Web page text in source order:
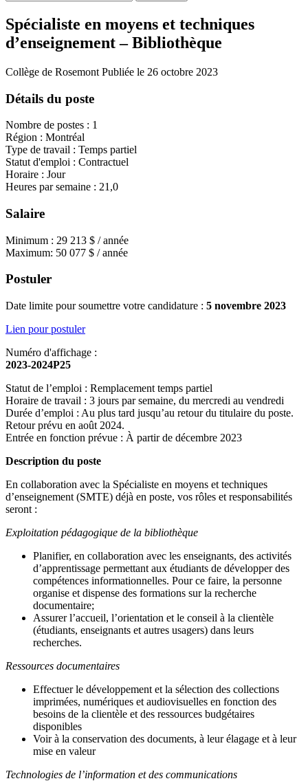
Spécialiste en moyens et techniques
d’enseignement – Bibliothèque
Collège de Rosemont Publiée le 26 octobre 2023
Détails du poste
Nombre de postes : 1
Région : Montréal
Type de travail : Temps partiel
Statut d'emploi : Contractuel
Horaire : Jour
Heures par semaine : 21,0
Salaire
Minimum : 29 213 $ / année
Maximum: 50 077 $ / année
Postuler
Date limite pour soumettre votre candidature : 5 novembre 2023
Lien pour postuler
Numéro d'affichage :
2023-2024P25
Statut de l’emploi : Remplacement temps partiel
Horaire de travail : 3 jours par semaine, du mercredi au vendredi
Durée d’emploi : Au plus tard jusqu’au retour du titulaire du poste.
Retour prévu en août 2024.
Entrée en fonction prévue : À partir de décembre 2023
Description du poste
En collaboration avec la Spécialiste en moyens et techniques
d’enseignement (SMTE) déjà en poste, vos rôles et responsabilités
seront :
Exploitation pédagogique de la bibliothèque
Planifier, en collaboration avec les enseignants, des activités
d’apprentissage permettant aux étudiants de développer des
compétences informationnelles. Pour ce faire, la personne
organise et dispense des formations sur la recherche
documentaire;
Assurer l’accueil, l’orientation et le conseil à la clientèle
(étudiants, enseignants et autres usagers) dans leurs
recherches.
Ressources documentaires
Effectuer le développement et la sélection des collections
imprimées, numériques et audiovisuelles en fonction des
besoins de la clientèle et des ressources budgétaires
disponibles
Voir à la conservation des documents, à leur élagage et à leur
mise en valeur
Technologies de l’information et des communications